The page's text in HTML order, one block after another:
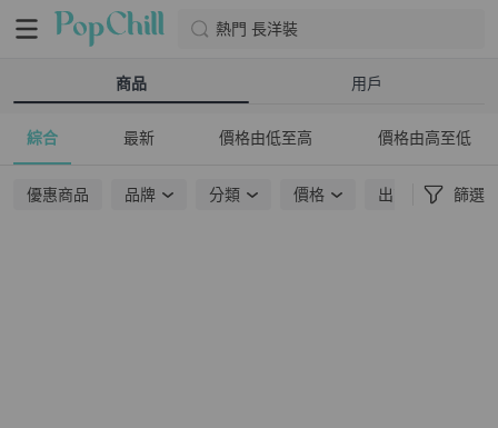
熱門 長洋裝
商品 用戶
綜合 最新 價格由低至高 價格由高至低
優惠商品 品牌 分類 價格 出貨地點 篩選